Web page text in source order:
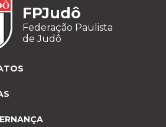
FPJudô
Federação Paulista
de Judô